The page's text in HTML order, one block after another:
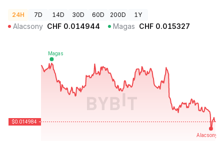
24H 7D 14D 30D 60D 200D 1Y
Alacsony CHF 0.014944 Magas CHF 0.015327